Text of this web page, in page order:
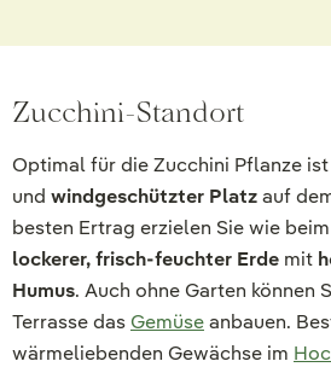
Zucchini-Standort
Optimal für die Zucchini Pflanze ist
und windgeschützter Platzauf
besten Ertrag erzielen Sie wie
lockerer, frisch-feuchter Erde mit
Humus. Auch ohne Garten können
Terrasse das Gemüseanbauen.
wärmeliebenden Gewächse im